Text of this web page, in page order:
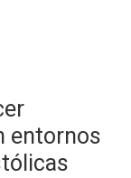
entornos